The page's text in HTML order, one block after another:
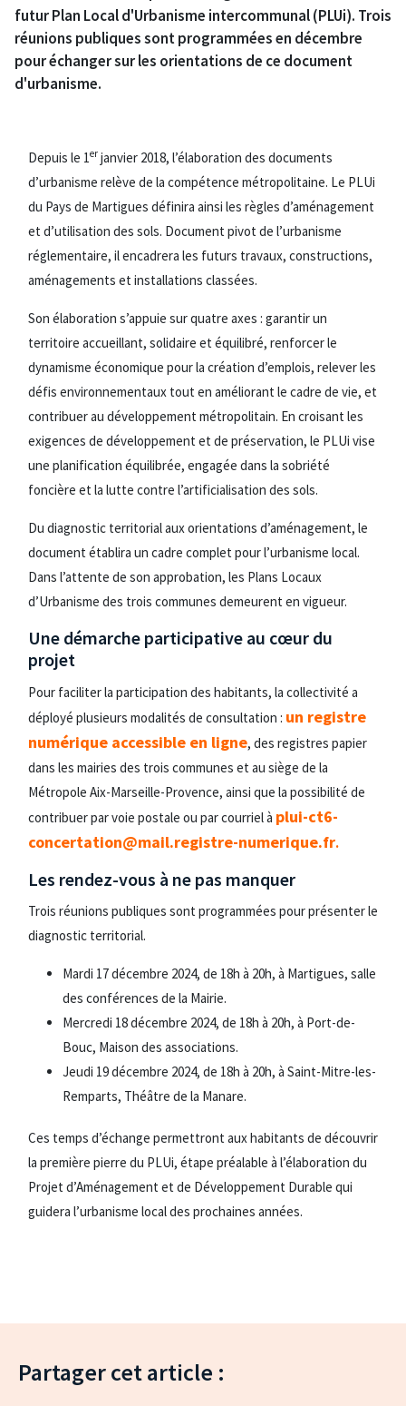
futur Plan Local d'Urbanisme intercommunal (PLUi). Trois
réunions publiques sont programmées en décembre
pour échanger sur les orientations de ce document
d'urbanisme.
Depuis le 1er janvier 2018, l’élaboration des documents
d’urbanisme relève de la compétence métropolitaine. Le PLUi
du Pays de Martigues définira ainsi les règles d’aménagement
et d’utilisation des sols. Document pivot de l’urbanisme
réglementaire, il encadrera les futurs travaux, constructions,
aménagements et installations classées.
Son élaboration s’appuie sur quatre axes : garantir un
territoire accueillant, solidaire et équilibré, renforcer le
dynamisme économique pour la création d’emplois, relever les
défis environnementaux tout en améliorant le cadre de vie, et
contribuer au développement métropolitain. En croisant les
exigences de développement et de préservation, le PLUi vise
une planification équilibrée, engagée dans la sobriété
foncière et la lutte contre l’artificialisation des sols.
Du diagnostic territorial aux orientations d’aménagement, le
document établira un cadre complet pour l’urbanisme local.
Dans l’attente de son approbation, les Plans Locaux
d’Urbanisme des trois communes demeurent en vigueur.
Une démarche participative au cœur du
projet
Pour faciliter la participation des habitants, la collectivité a
déployé plusieurs modalités de consultation : un registre
numérique accessible en ligne, des registres papier
dans les mairies des trois communes et au siège de la
Métropole Aix-Marseille-Provence, ainsi que la possibilité de
contribuer par voie postale ou par courriel à plui-ct6-
concertation@mail.registre-numerique.fr.
Les rendez-vous à ne pas manquer
Trois réunions publiques sont programmées pour présenter le
diagnostic territorial.
Mardi 17 décembre 2024, de 18h à 20h, à Martigues, salle
des conférences de la Mairie.
Mercredi 18 décembre 2024, de 18h à 20h, à Port-de-
Bouc, Maison des associations.
Jeudi 19 décembre 2024, de 18h à 20h, à Saint-Mitre-les-
Remparts, Théâtre de la Manare.
Ces temps d’échange permettront aux habitants de découvrir
la première pierre du PLUi, étape préalable à l’élaboration du
Projet d’Aménagement et de Développement Durable qui
guidera l’urbanisme local des prochaines années.
Partager cet article :